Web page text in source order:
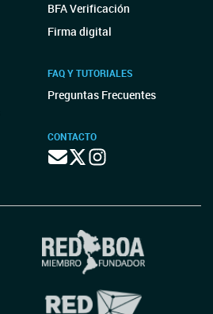
BFA Verificación
Firma digital
FAQ Y TUTORIALES
Preguntas Frecuentes
CONTACTO